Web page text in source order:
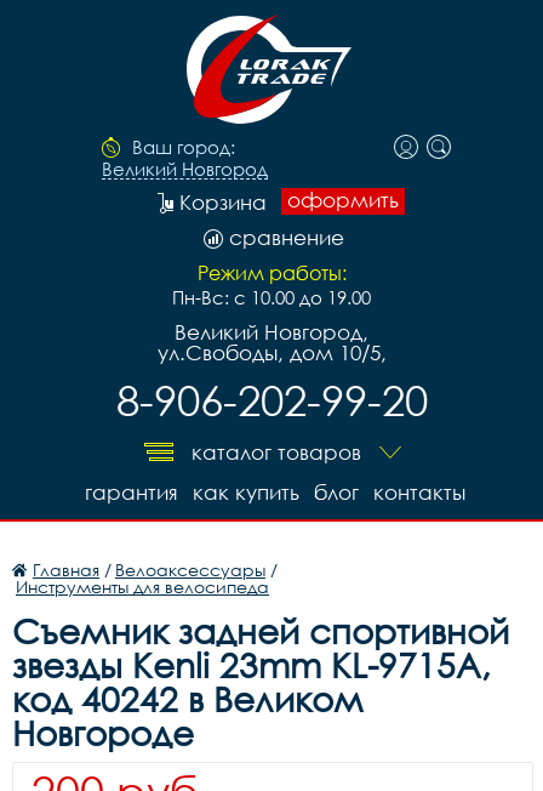
Ваш город:
Великий Новгород
оформить
Корзина
сравнение
Режим работы:
Пн-Вс: с 10.00 до 19.00
Великий Новгород,
ул.Свободы, дом 10/5,
8-906-202-99-20
каталог товаров
контакты
блог
как купить
гарантия
Главная / Велоаксессуары /
Инструменты для велосипеда
Съемник задней спортивной
звезды Kenli 23mm KL-9715A,
код 40242 в Великом
Новгороде